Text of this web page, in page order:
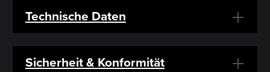
Technische Daten
Sicherheit & Konformität